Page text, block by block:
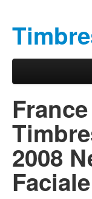
Menu
2008